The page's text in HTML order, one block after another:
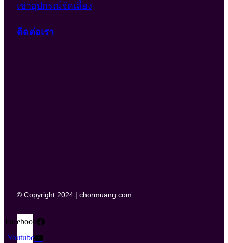
เช่าอุปกรณ์จัดเลี้ยง
ติดต่อเรา
© Copyright 2024 | chormuang.com
Facebook
Youtube